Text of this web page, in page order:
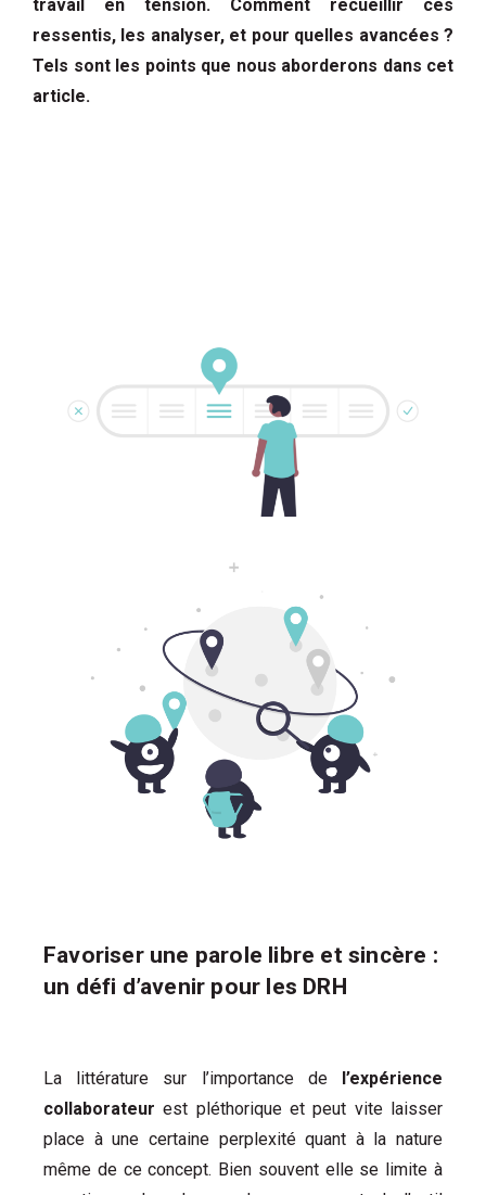
travail en tension. Comment recueillir ces
ressentis, les analyser, et pour quelles avancées ?
Tels sont les points que nous aborderons dans cet
article.
Favoriser une parole libre et sincère :
un défi d’avenir pour les DRH
La littérature sur l’importance de l’expérience
collaborateur est pléthorique et peut vite laisser
place à une certaine perplexité quant à la nature
même de ce concept. Bien souvent elle se limite à